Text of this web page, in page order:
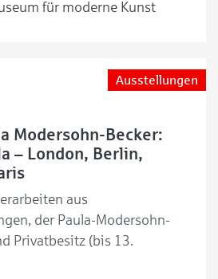
für moderne Kunst
Ausstellungen
Modersohn-Becker:
– London, Berlin,
aus
der Paula-Modersohn-
Privatbesitz (bis 13.